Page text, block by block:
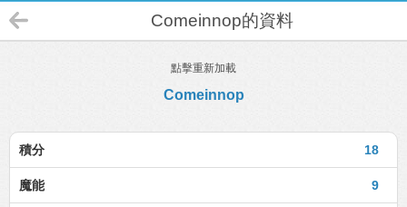
Comeinnop的資料
點擊重新加載
Comeinnop
18
積分
9
魔能